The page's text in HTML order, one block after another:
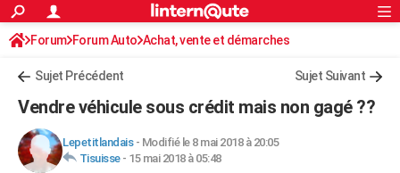
ACTUALITÉS
Politique
Société
Faits Divers
Education
Monde
Villes
+
FINANCE
Retraite
Impôts
Epargne
Immobilier
Risques naturels par ville
Banque
Assurance
Crédit
AUTO
S'inscrire
Connexion
Forum Forum Auto Achat, vente et démarches
Sujet Précédent Sujet Suivant
Vendre véhicule sous crédit mais non gagé ??
Lepetitlandais- Modifié le 8 mai 2018 à 20:05
Tisuisse- 15 mai 2018 à 05:48